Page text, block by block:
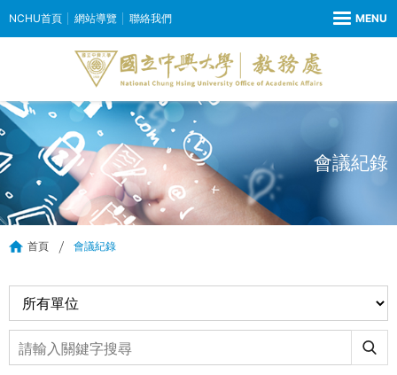
NCHU首頁 網站導覽 聯絡我們
會議紀錄
首頁 會議紀錄